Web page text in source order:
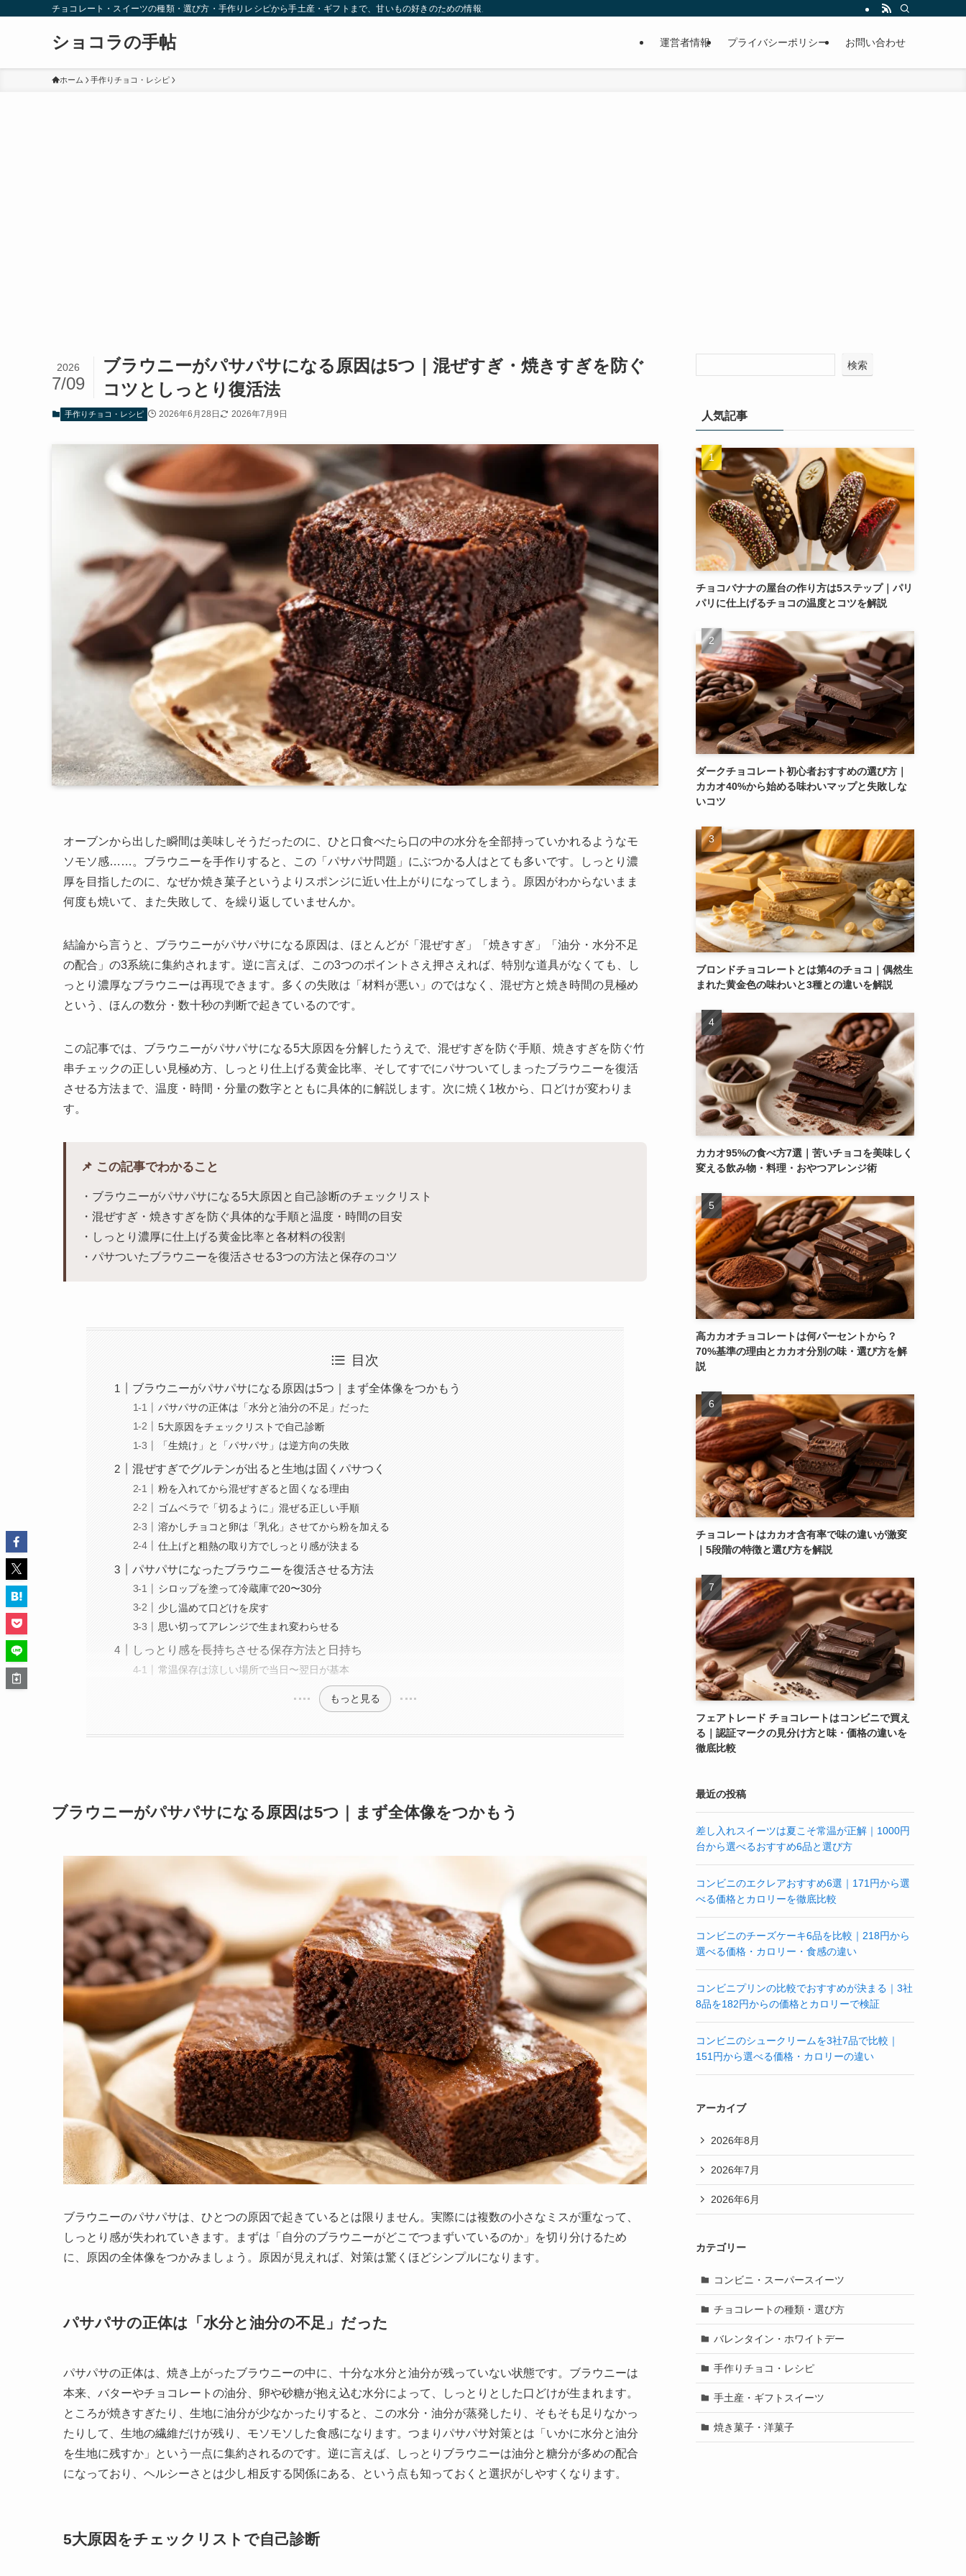
チョコレート・スイーツの種類・選び方・手作りレシピから手土産・ギフトまで、甘いもの好きのための情報メディア
ショコラの手帖 運営者情報 プライバシーポリシー お問い合わせ
ホーム 手作りチョコ・レシピ
ブラウニーがパサパサになる原因は5つ｜混ぜすぎ・焼きすぎを防ぐ
コツとしっとり復活法
2026
7/09
手作りチョコ・レシピ 2026年6月28日 2026年7月9日
オーブンから出した瞬間は美味しそうだったのに、ひと口食べたら口の中の水分を全部持っていかれるようなモ
ソモソ感……。ブラウニーを手作りすると、この「パサパサ問題」にぶつかる人はとても多いです。しっとり濃
厚を目指したのに、なぜか焼き菓子というよりスポンジに近い仕上がりになってしまう。原因がわからないまま
何度も焼いて、また失敗して、を繰り返していませんか。
結論から言うと、ブラウニーがパサパサになる原因は、ほとんどが「混ぜすぎ」「焼きすぎ」「油分・水分不足
の配合」の3系統に集約されます。逆に言えば、この3つのポイントさえ押さえれば、特別な道具がなくても、し
っとり濃厚なブラウニーは再現できます。多くの失敗は「材料が悪い」のではなく、混ぜ方と焼き時間の見極め
という、ほんの数分・数十秒の判断で起きているのです。
この記事では、ブラウニーがパサパサになる5大原因を分解したうえで、混ぜすぎを防ぐ手順、焼きすぎを防ぐ竹
串チェックの正しい見極め方、しっとり仕上げる黄金比率、そしてすでにパサついてしまったブラウニーを復活
させる方法まで、温度・時間・分量の数字とともに具体的に解説します。次に焼く1枚から、口どけが変わりま
す。
📌 この記事でわかること
・ブラウニーがパサパサになる5大原因と自己診断のチェックリスト
・混ぜすぎ・焼きすぎを防ぐ具体的な手順と温度・時間の目安
・しっとり濃厚に仕上げる黄金比率と各材料の役割
・パサついたブラウニーを復活させる3つの方法と保存のコツ
目次
ブラウニーがパサパサになる原因は5つ｜まず全体像をつかもう
パサパサの正体は「水分と油分の不足」だった
5大原因をチェックリストで自己診断
「生焼け」と「パサパサ」は逆方向の失敗
混ぜすぎでグルテンが出ると生地は固くパサつく
粉を入れてから混ぜすぎると固くなる理由
ゴムベラで「切るように」混ぜる正しい手順
溶かしチョコと卵は「乳化」させてから粉を加える
仕上げと粗熱の取り方でしっとり感が決まる
パサパサになったブラウニーを復活させる方法
シロップを塗って冷蔵庫で20〜30分
少し温めて口どけを戻す
思い切ってアレンジで生まれ変わらせる
しっとり感を長持ちさせる保存方法と日持ち
常温保存は涼しい場所で当日〜翌日が基本
もっと見る
ブラウニーがパサパサになる原因は5つ｜まず全体像をつかもう
ブラウニーのパサパサは、ひとつの原因で起きているとは限りません。実際には複数の小さなミスが重なって、
しっとり感が失われていきます。まずは「自分のブラウニーがどこでつまずいているのか」を切り分けるため
に、原因の全体像をつかみましょう。原因が見えれば、対策は驚くほどシンプルになります。
パサパサの正体は「水分と油分の不足」だった
パサパサの正体は、焼き上がったブラウニーの中に、十分な水分と油分が残っていない状態です。ブラウニーは
本来、バターやチョコレートの油分、卵や砂糖が抱え込む水分によって、しっとりとした口どけが生まれます。
ところが焼きすぎたり、生地に油分が少なかったりすると、この水分・油分が蒸発したり、そもそも足りなかっ
たりして、生地の繊維だけが残り、モソモソした食感になります。つまりパサパサ対策とは「いかに水分と油分
を生地に残すか」という一点に集約されるのです。逆に言えば、しっとりブラウニーは油分と糖分が多めの配合
になっており、ヘルシーさとは少し相反する関係にある、という点も知っておくと選択がしやすくなります。
5大原因をチェックリストで自己診断
検索
人気記事
チョコバナナの屋台の作り方は5ステップ｜パリ
パリに仕上げるチョコの温度とコツを解説
ダークチョコレート初心者おすすめの選び方｜
カカオ40%から始める味わいマップと失敗しな
いコツ
ブロンドチョコレートとは第4のチョコ｜偶然生
まれた黄金色の味わいと3種との違いを解説
カカオ95%の食べ方7選｜苦いチョコを美味しく
変える飲み物・料理・おやつアレンジ術
高カカオチョコレートは何パーセントから？
70%基準の理由とカカオ分別の味・選び方を解
説
チョコレートはカカオ含有率で味の違いが激変
｜5段階の特徴と選び方を解説
フェアトレード チョコレートはコンビニで買え
る｜認証マークの見分け方と味・価格の違いを
徹底比較
最近の投稿
差し入れスイーツは夏こそ常温が正解｜1000円
台から選べるおすすめ6品と選び方
コンビニのエクレアおすすめ6選｜171円から選
べる価格とカロリーを徹底比較
コンビニのチーズケーキ6品を比較｜218円から
選べる価格・カロリー・食感の違い
コンビニプリンの比較でおすすめが決まる｜3社
8品を182円からの価格とカロリーで検証
コンビニのシュークリームを3社7品で比較｜
151円から選べる価格・カロリーの違い
アーカイブ
2026年8月
2026年7月
2026年6月
カテゴリー
コンビニ・スーパースイーツ
チョコレートの種類・選び方
バレンタイン・ホワイトデー
手作りチョコ・レシピ
手土産・ギフトスイーツ
焼き菓子・洋菓子